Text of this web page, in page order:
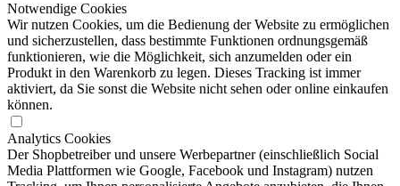
Notwendige Cookies
Wir nutzen Cookies, um die Bedienung der Website zu ermöglichen
und sicherzustellen, dass bestimmte Funktionen ordnungsgemäß
funktionieren, wie die Möglichkeit, sich anzumelden oder ein
Produkt in den Warenkorb zu legen. Dieses Tracking ist immer
aktiviert, da Sie sonst die Website nicht sehen oder online einkaufen
können.
Analytics Cookies
Der Shopbetreiber und unsere Werbepartner (einschließlich Social
Media Plattformen wie Google, Facebook und Instagram) nutzen